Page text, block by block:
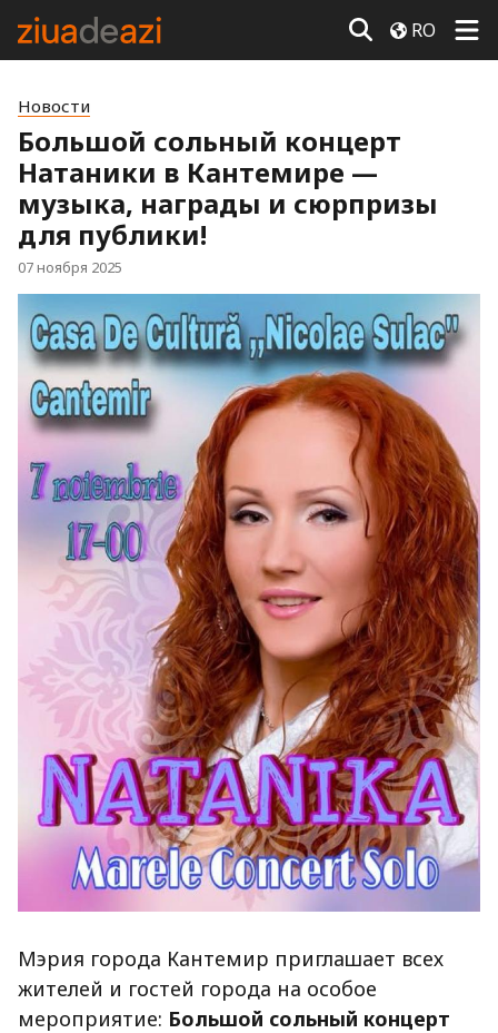
RO
Новости
Большой сольный концерт
Натаники в Кантемире —
музыка, награды и сюрпризы
для публики!
07 ноября 2025
Мэрия города Кантемир приглашает всех
жителей и гостей города на особое
мероприятие: Большой сольный концерт